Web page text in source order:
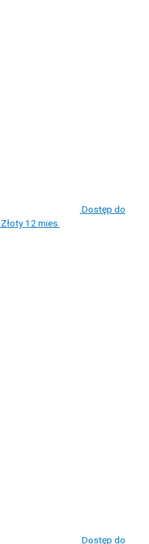
Dostęp do
12 mies.
Dostęp do